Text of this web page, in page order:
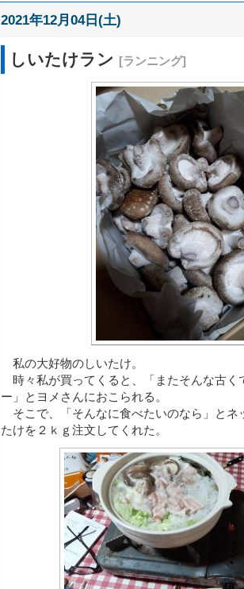
2021年12月04日(土)
しいたけラン [ランニング]
私の大好物のしいたけ。
時々私が買ってくると、「またそんな古く
ー」とヨメさんにおこられる。
そこで、「そんなに食べたいのなら」とネ
たけを２ｋｇ注文してくれた。